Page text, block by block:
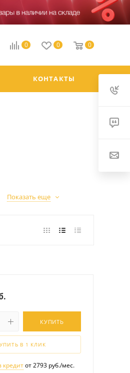
0 0 0
КОНТАКТЫ
Показать еще
КУПИТЬ
В 1 КЛИК
кредитот 2793 руб./мес.